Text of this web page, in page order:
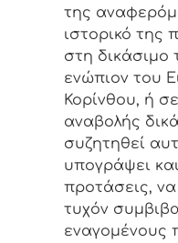
της
ιστορικό της
στη δικάσιμο
ενώπιον του
Κορίνθου, ή
αναβολής
συζητηθεί
υπογράψει
προτάσεις,
τυχόν
εναγομένους